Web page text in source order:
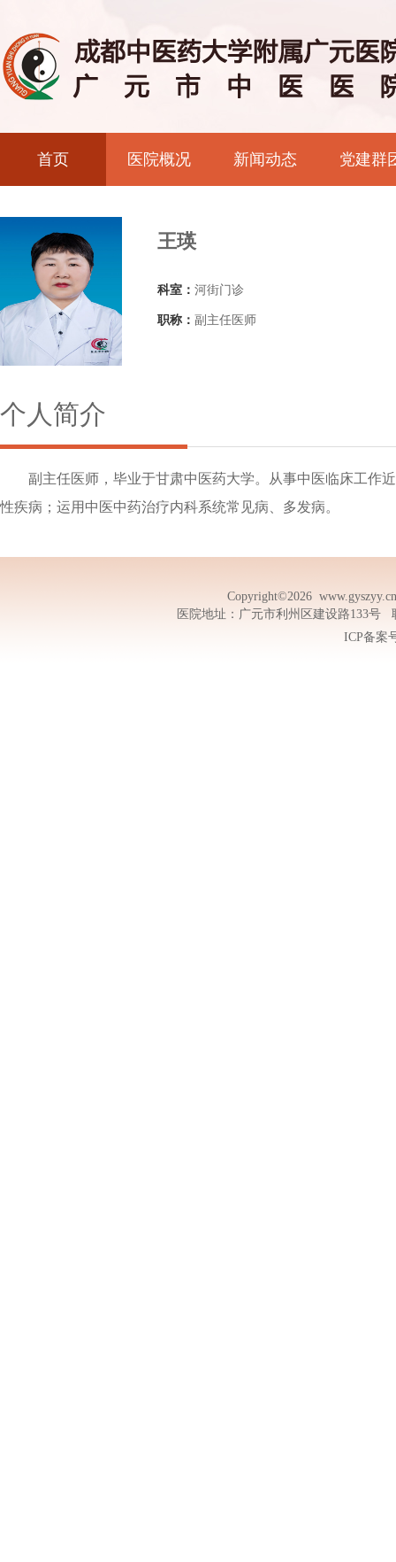
首页 医院概况 新闻动态 党建群
王瑛
科室： 河街门诊
职称： 副主任医师
个人简介
副主任医师，毕业于甘肃中医药大学。从事中医临床工作
性疾病；运用中医中药治疗内科系统常见病、多发病。
Copyright©2026
医院地址：广元市利州区建设路133号
ICP备案